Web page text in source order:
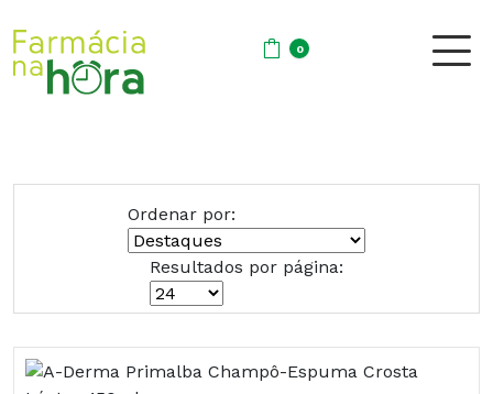
0
Ordenar por:
Resultados por página: